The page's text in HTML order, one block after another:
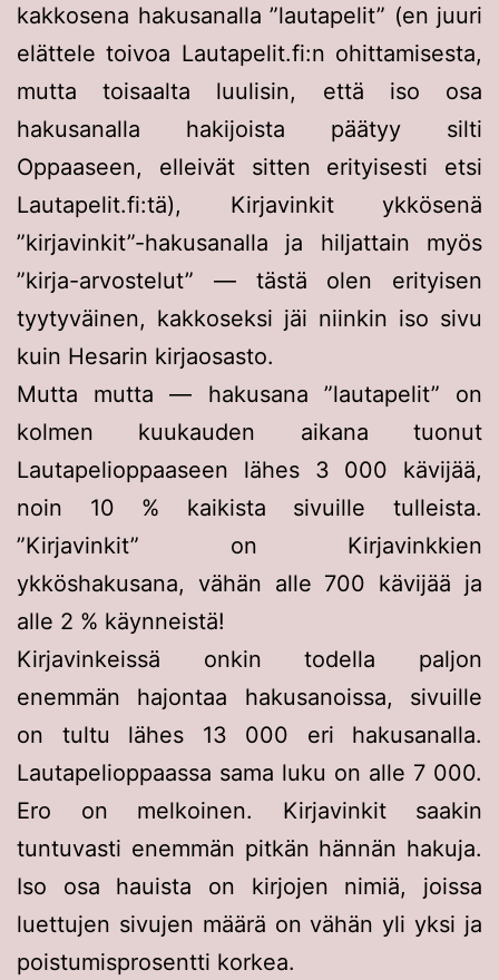
kakkosena hakusanalla ”lautapelit” (en juuri
elättele toivoa Lautapelit.fi:n ohittamisesta,
mutta toisaalta luulisin, että iso osa
hakusanalla hakijoista päätyy silti
Oppaaseen, elleivät sitten erityisesti etsi
Lautapelit.fi:tä), Kirjavinkit ykkösenä
”kirjavinkit”-hakusanalla ja hiljattain myös
”kirja-arvostelut” — tästä olen erityisen
tyytyväinen, kakkoseksi jäi niinkin iso sivu
kuin Hesarin kirjaosasto.
Mutta mutta — hakusana ”lautapelit” on
kolmen kuukauden aikana tuonut
Lautapelioppaaseen lähes 3 000 kävijää,
noin 10 % kaikista sivuille tulleista.
”Kirjavinkit” on Kirjavinkkien
ykköshakusana, vähän alle 700 kävijää ja
alle 2 % käynneistä!
Kirjavinkeissä onkin todella paljon
enemmän hajontaa hakusanoissa, sivuille
on tultu lähes 13 000 eri hakusanalla.
Lautapelioppaassa sama luku on alle 7 000.
Ero on melkoinen. Kirjavinkit saakin
tuntuvasti enemmän pitkän hännän hakuja.
Iso osa hauista on kirjojen nimiä, joissa
luettujen sivujen määrä on vähän yli yksi ja
poistumisprosentti korkea.